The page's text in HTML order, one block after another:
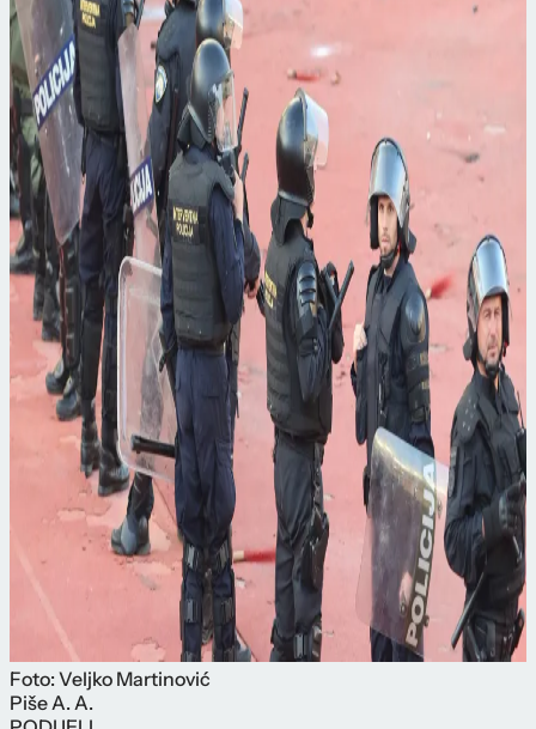
Foto: Veljko Martinović
PišeA. A.